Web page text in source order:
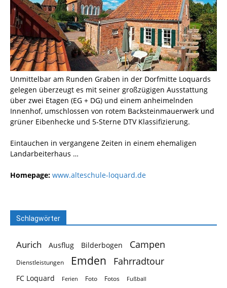
Unmittelbar am Runden Graben in der Dorfmitte Loquards
gelegen überzeugt es mit seiner großzügigen Ausstattung
über zwei Etagen (EG + DG) und einem anheimelnden
Innenhof, umschlossen von rotem Backsteinmauerwerk und
grüner Eibenhecke und 5-Sterne DTV Klassifizierung.
Eintauchen in vergangene Zeiten in einem ehemaligen
Landarbeiterhaus …
Homepage: www.alteschule-loquard.de
Schlagwörter
Aurich Ausflug Bilderbogen Campen
Dienstleistungen Emden Fahrradtour
FC Loquard Ferien Foto Fotos Fußball